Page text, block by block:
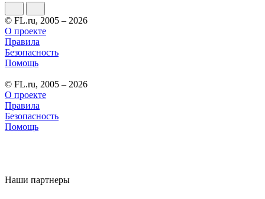
© FL.ru, 2005 – 2026
О проекте
Правила
Безопасность
Помощь
© FL.ru, 2005 – 2026
О проекте
Правила
Безопасность
Помощь
Наши партнеры